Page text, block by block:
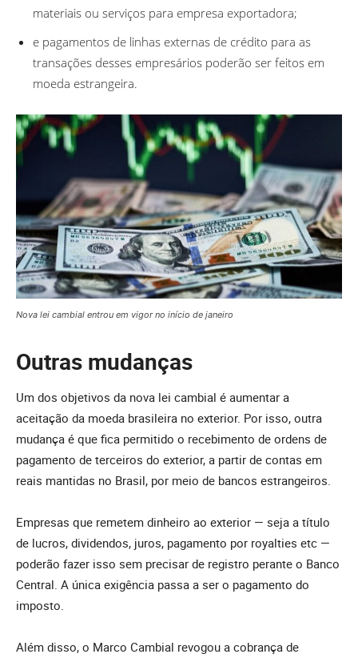
materiais ou serviços para empresa exportadora;
e pagamentos de linhas externas de crédito para as
transações desses empresários poderão ser feitos em
moeda estrangeira.
Nova lei cambial entrou em vigor no início de janeiro
Outras mudanças
Um dos objetivos da nova lei cambial é aumentar a
aceitação da moeda brasileira no exterior. Por isso, outra
mudança é que fica permitido o recebimento de ordens de
pagamento de terceiros do exterior, a partir de contas em
reais mantidas no Brasil, por meio de bancos estrangeiros.
Empresas que remetem dinheiro ao exterior — seja a título
de lucros, dividendos, juros, pagamento por royalties etc —
poderão fazer isso sem precisar de registro perante o Banco
Central. A única exigência passa a ser o pagamento do
imposto.
Além disso, o Marco Cambial revogou a cobrança de